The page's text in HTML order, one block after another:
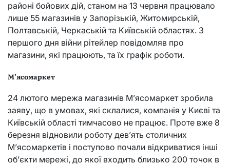
районі бойових дій, станом на 13 червня працювало
лише 55 магазинів у Запорізькій, Житомирській,
Полтавській, Черкаській та Київській областях. З
першого дня війни рітейлер повідомляв про
магазини, які працюють, та їх графік роботи.
М’ясомаркет
24 лютого мережа магазинів М’ясомаркет зробила
заяву, що в умовах, які склалися, компанія у Києві та
Київській області тимчасово не працює. Проте вже 8
березня відновили роботу дев’ять столичних
М’ясомаркетів і поступово почали відкриватися інші
об’єкти мережі, до якої входить близько 200 точок в